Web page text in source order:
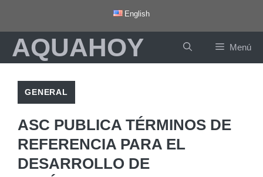
contenido
English
AQUAHOY Menú
GENERAL
ASC PUBLICA TÉRMINOS DE
REFERENCIA PARA EL
DESARROLLO DE